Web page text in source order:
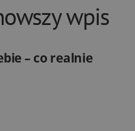
wpis
– co realnie